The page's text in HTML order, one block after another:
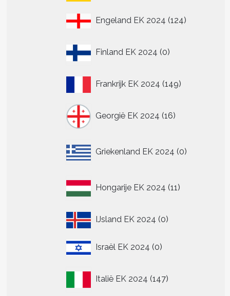
Engeland EK 2024 124124
Finland EK 2024 0
producten
Frankrijk EK 2024 149149
Georgië EK 2024 16
producten
Griekenland EK 2024 0
producten
Hongarije EK 2024 11
producten
IJsland EK 2024 00
Israël EK 2024 00
Italië EK 2024 147
producten